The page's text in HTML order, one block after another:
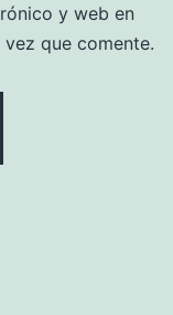
y web en
que comente.